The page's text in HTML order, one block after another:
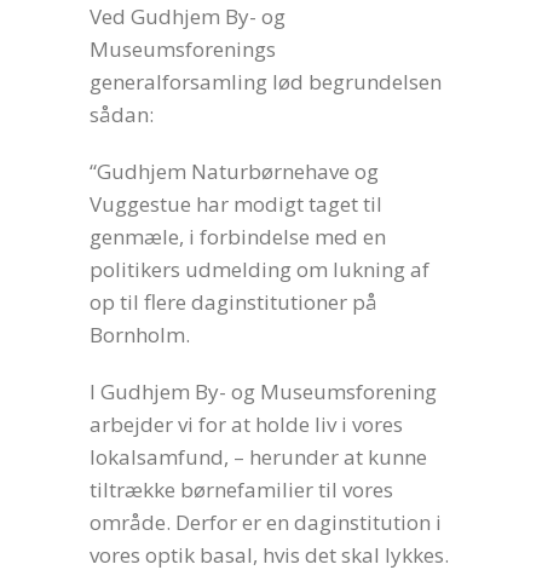
Ved Gudhjem By- og
Museumsforenings
generalforsamling lød begrundelsen
sådan:
“Gudhjem Naturbørnehave og
Vuggestue har modigt taget til
genmæle, i forbindelse med en
politikers udmelding om lukning af
op til flere daginstitutioner på
Bornholm.
I Gudhjem By- og Museumsforening
arbejder vi for at holde liv i vores
lokalsamfund, – herunder at kunne
tiltrække børnefamilier til vores
område. Derfor er en daginstitution i
vores optik basal, hvis det skal lykkes.